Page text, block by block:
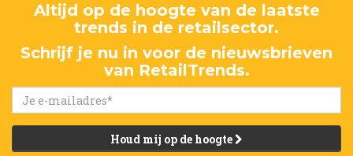
Altijd op de hoogte van de laatste
trends in de retailsector.
Schrijf je nu in voor de nieuwsbrieven
van RetailTrends.
Houd mij op de hoogte